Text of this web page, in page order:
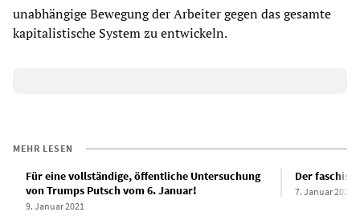
unabhängige Bewegung der Arbeiter gegen das gesamte
kapitalistische System zu entwickeln.
MEHR LESEN
Für eine vollständige, öffentliche Untersuchung
von Trumps Putsch vom 6. Januar!
9. Januar 2021
Der
7. Januar 2021